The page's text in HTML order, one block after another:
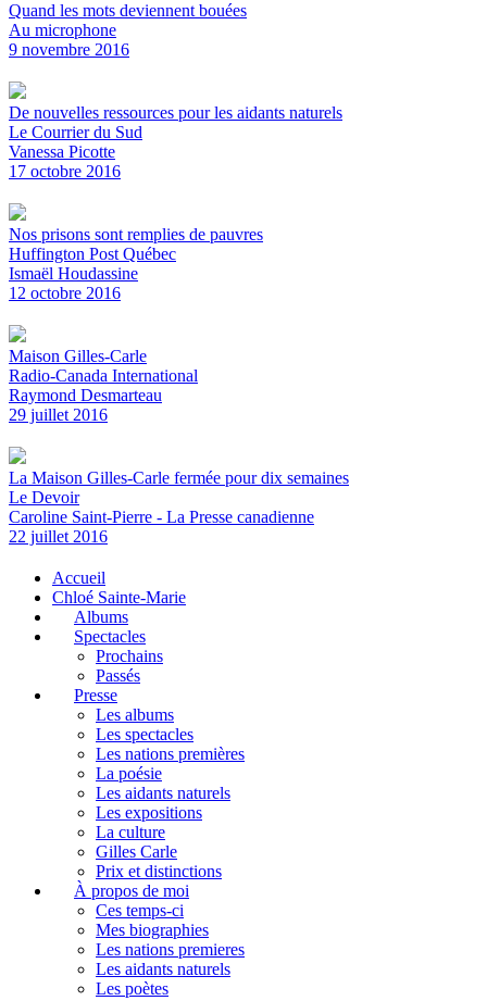
Quand les mots deviennent bouées
Au microphone
9 novembre 2016
De nouvelles ressources pour les aidants naturels
Le Courrier du Sud
Vanessa Picotte
17 octobre 2016
Nos prisons sont remplies de pauvres
Huffington Post Québec
Ismaël Houdassine
12 octobre 2016
Maison Gilles-Carle
Radio-Canada International
Raymond Desmarteau
29 juillet 2016
La Maison Gilles-Carle fermée pour dix semaines
Le Devoir
Caroline Saint-Pierre - La Presse canadienne
22 juillet 2016
Accueil
Chloé Sainte-Marie
Albums
Spectacles
Prochains
Passés
Presse
Les albums
Les spectacles
Les nations premières
La poésie
Les aidants naturels
Les expositions
La culture
Gilles Carle
Prix et distinctions
À propos de moi
Ces temps-ci
Mes biographies
Les nations premieres
Les aidants naturels
Les poètes